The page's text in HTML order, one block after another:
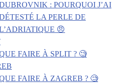
: POURQUOI J’AI
LA PERLE DE
😠
FAIRE À SPLIT ? 🧐
FAIRE À ZAGREB ? 🧐